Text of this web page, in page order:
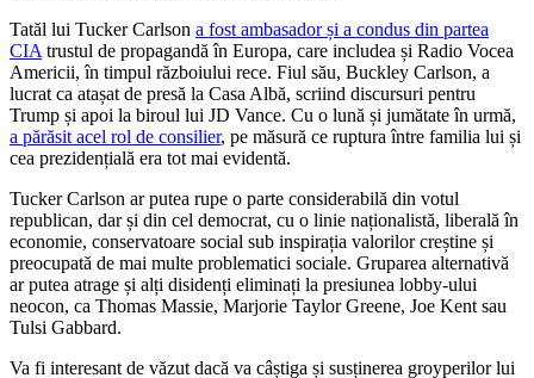
Tatăl lui Tucker Carlson a fost ambasador și a condus din partea
CIA trustul de propagandă în Europa, care includea și Radio Vocea
Americii, în timpul războiului rece. Fiul său, Buckley Carlson, a
lucrat ca atașat de presă la Casa Albă, scriind discursuri pentru
Trump și apoi la biroul lui JD Vance. Cu o lună și jumătate în urmă,
a părăsit acel rol de consilier, pe măsură ce ruptura între familia lui și
cea prezidențială era tot mai evidentă.
Tucker Carlson ar putea rupe o parte considerabilă din votul
republican, dar și din cel democrat, cu o linie naționalistă, liberală în
economie, conservatoare social sub inspirația valorilor creștine și
preocupată de mai multe problematici sociale. Gruparea alternativă
ar putea atrage și alți disidenți eliminați la presiunea lobby-ului
neocon, ca Thomas Massie, Marjorie Taylor Greene, Joe Kent sau
Tulsi Gabbard.
Va fi interesant de văzut dacă va câștiga și susținerea groyperilor lui